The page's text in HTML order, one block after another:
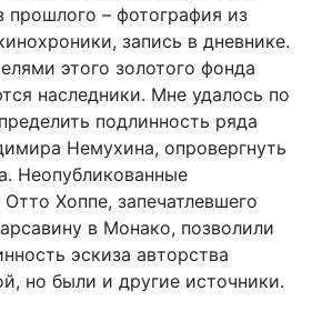
прошлого – фотография из
запись в дневнике.
этого золотого фонда
наследники. Мне удалось по
подлинность ряда
Немухина, опровергнуть
Неопубликованные
Хоппе, запечатлевшего
в Монако, позволили
эскиза авторства
но были и другие источники.